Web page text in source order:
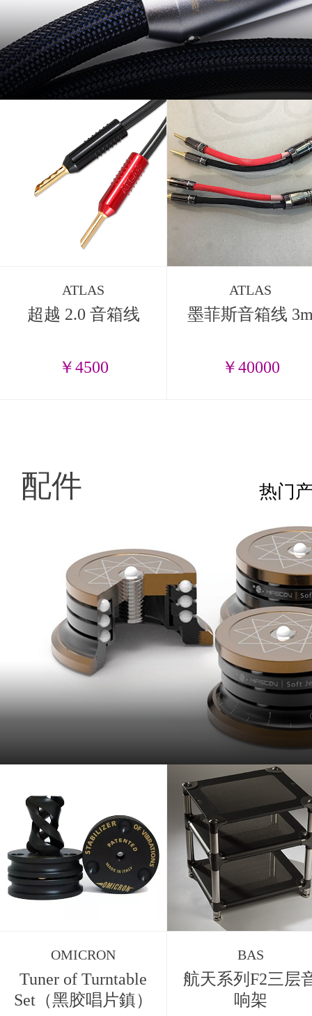
ATLAS
超越 2.0 音箱线
￥4500
ATLAS
墨菲斯音箱线
￥40000
配件 热门
OMICRON
Tuner of Turntable
Set（黑胶唱片鎮）
BAS
航天系列F2三层
响架